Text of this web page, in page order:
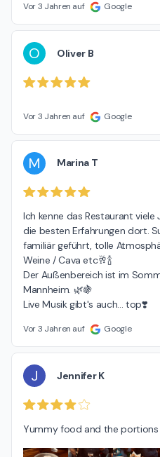
Vor 3 Jahren auf Google
O Oliver B
Vor 3 Jahren auf Google
M Marina T
Ich kenne das Restaurant
die besten Erfahrungen dort.
familiär geführt, tolle
Weine / Cava etc🥂🍾
Der Außenbereich ist im
Mannheim. 🌿🍇
Live Musik gibt's auch... top❣️
Vor 3 Jahren auf Google
J Jennifer K
Yummy food and the portions